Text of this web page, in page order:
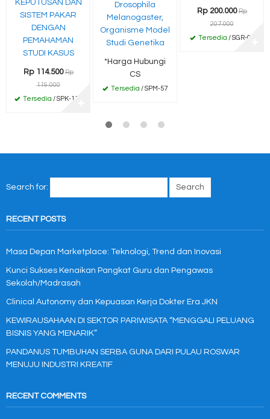
KEPUTUSAN DAN
SISTEM PAKAR
DENGAN
PEMAHAMAN
STUDI KASUS
Rp 114.500 Rp
119.000
Tersedia / SPK-114
Drosophila
Melanogaster,
Organisme Model
Studi Genetika
*Harga Hubungi
CS
Tersedia / SPM-57
Rp 200.000 Rp
207.000
Tersedia / SGR-04
Search for:
RECENT POSTS
Masa Depan Marketplace: Teknologi, Trend dan Inovasi
Kunci Sukses Kenaikan Pangkat Guru dan Pengawas
Sekolah/Madrasah
Clinical Autonomy dan Kepuasan Kerja Dokter Era JKN
KEWIRAUSAHAAN DI SEKTOR PARIWISATA “MENGGALI PELUANG
BISNIS YANG MENARIK”
PANDANUS TUMBUHAN SERBA GUNA DARI PULAU ROSWAR
MENUJU INDUSTRI KREATIF
RECENT COMMENTS